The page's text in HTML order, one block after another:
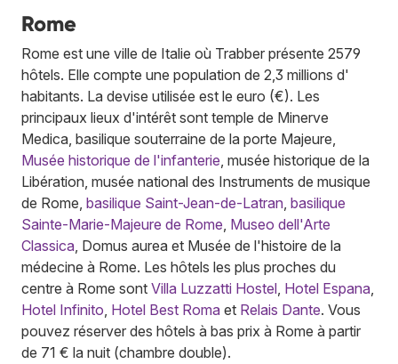
Rome
Rome est une ville de Italie où Trabber présente 2579
hôtels. Elle compte une population de 2,3 millions d'
habitants. La devise utilisée est le euro (€). Les
principaux lieux d'intérêt sont temple de Minerve
Medica, basilique souterraine de la porte Majeure,
Musée historique de l'infanterie , musée historique de la
Libération, musée national des Instruments de musique
de Rome, basilique Saint-Jean-de-Latran basilique
Sainte-Marie-Majeure de Rome Museo dell'Arte
Classica , Domus aurea et Musée de l'histoire de la
médecine à Rome. Les hôtels les plus proches du
centre à Rome sont Villa Luzzatti Hostel Hotel Espana
Hotel Infinito Hotel Best Roma et Relais Dante. Vous
pouvez réserver des hôtels à bas prix à Rome à partir
de 71 € la nuit (chambre double).